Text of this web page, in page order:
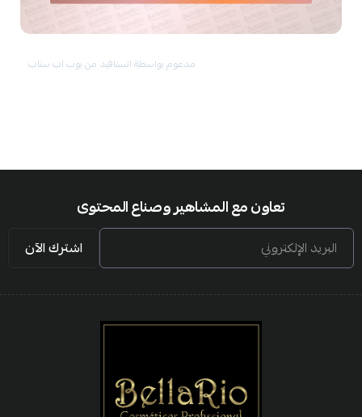
مدعوم بواسطة انستافيد من بوب اب سناب
تعاون مع المشاهير وصناع المحتوى
البريد الإلكتروني اشترك الآن